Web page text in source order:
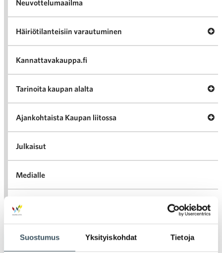
Suostumus Yksityiskohdat Tietoja
Neuvottelumaailma
Häiriötilanteisiin varautuminen
Kannattavakauppa.fi
Tarinoita kaupan alalta
Ajankohtaista Kaupan liitossa
Julkaisut
Medialle
Seuraa toimintaamme